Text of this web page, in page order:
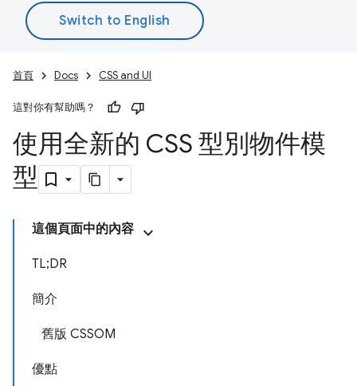
首頁 Docs CSS and UI
這對你有幫助嗎？
使用全新的 CSS 型別物件模
型
這個頁面中的內容
TL;DR
簡介
舊版 CSSOM
優點